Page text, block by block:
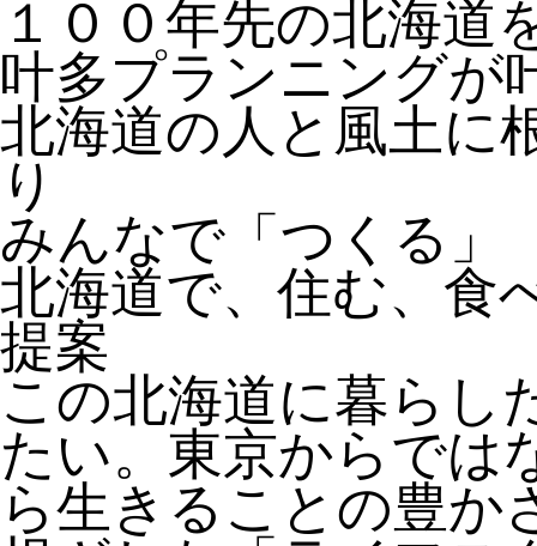
１００年先の北海道
叶多プランニングが
北海道の人と風土に
り
みんなで「つくる」
北海道で、住む、食
提案
この北海道に暮らし
たい。東京からでは
ら生きることの豊か